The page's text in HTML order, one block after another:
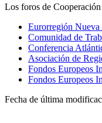
Los foros de
Eurorregión
Comunidad de
Conferencia
Asociación de
Fondos Europeos
Fondos Europeos
Fecha de última